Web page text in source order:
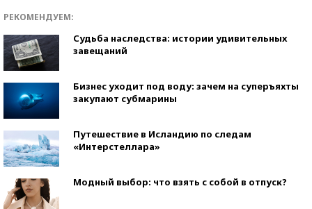
РЕКОМЕНДУЕМ:
Судьба наследства: истории удивительных
завещаний
Бизнес уходит под воду: зачем на суперъяхты
закупают субмарины
Путешествие в Исландию по следам
«Интерстеллара»
Модный выбор: что взять с собой в отпуск?